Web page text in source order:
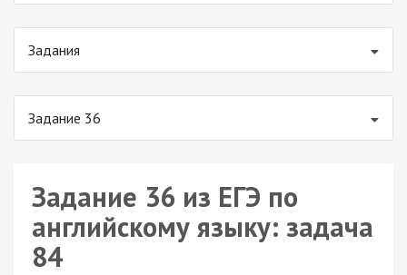
Задания
Задание 36
Задание 36 из ЕГЭ по
английскому языку: задача
84